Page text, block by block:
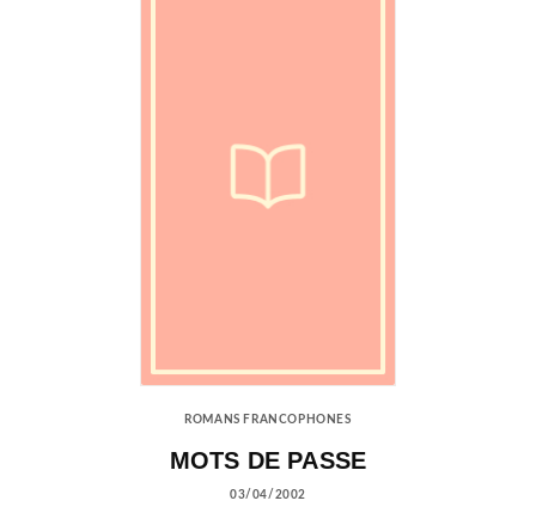
ROMANS FRANCOPHONES
MOTS DE PASSE
03/04/2002